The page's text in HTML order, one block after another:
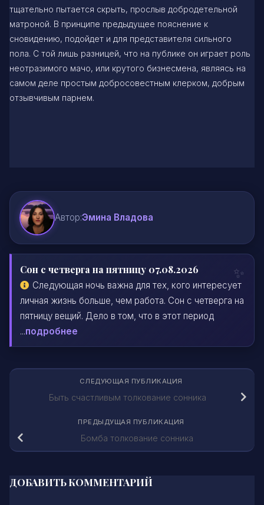
тщательно пытается скрыть, прослыв добродетельной
матроной. В принципе предыдущее пояснение к
сновидению, подойдет и для представителя сильного
пола. С той лишь разницей, что на публике он играет роль
неотразимого мачо, или крутого бизнесмена, являясь на
самом деле простым добросовестным клерком, добрым
отзывчивым парнем.
Автор:Эмина Владова
Сон с четверга на пятницу 07.08.2026
Следующая ночь важна для тех, кого интересует
личная жизнь больше, чем работа. Сон с четверга на
пятницу вещий. Дело в том, что в этот период
...подробнее
СЛЕДУЮЩАЯ ПУБЛИКАЦИЯ
Быть счастливым толкование сонника
ПРЕДЫДУЩАЯ ПУБЛИКАЦИЯ
Бомба толкование сонника
ДОБАВИТЬ КОММЕНТАРИЙ